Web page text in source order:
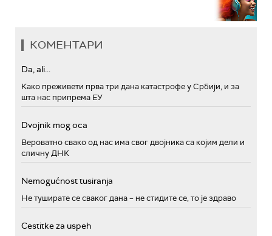
КОМЕНТАРИ
Da, ali...
Како преживети прва три дана катастрофе у Србији, и за
шта нас припрема ЕУ
Dvojnik mog oca
Вероватно свако од нас има свог двојника са којим дели и
сличну ДНК
Nemogućnost tusiranja
Не туширате се сваког дана – не стидите се, то је здраво
Cestitke za uspeh